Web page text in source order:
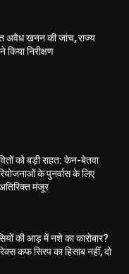
अवैध खनन की जांच, राज्य
निरीक्षण
को बड़ी राहत: केन-बेतवा
के पुनर्वास के लिए
मंजूर
की आड़ में नशे का कारोबार?
कफ सिरप का हिसाब नहीं, दो